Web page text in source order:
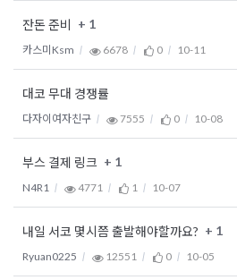
잔돈 준비 + 1
카스미Ksm 6678 0 10-11
대코 무대 경쟁률
다자이여자친구 7555 0 10-08
부스 결제 링크 + 1
N4R1 4771 1 10-07
내일 서코 몇시쯤 출발해야할까요? + 1
Ryuan0225 12551 0 10-05